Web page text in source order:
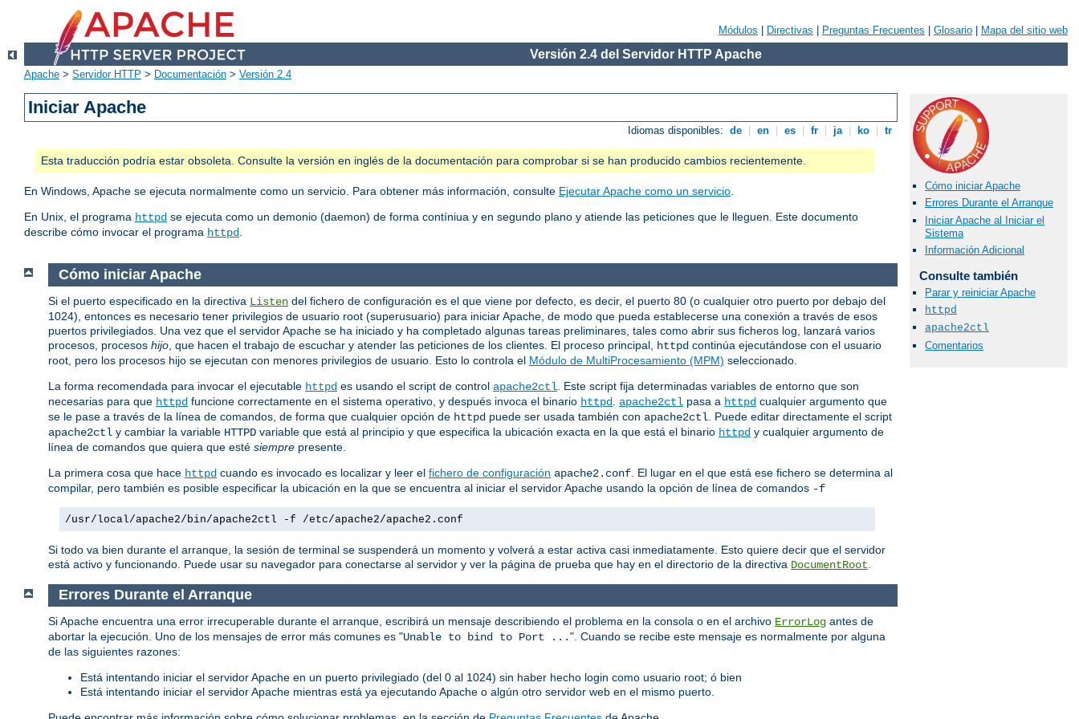
Módulos Directivas Preguntas Frecuentes Glosario Mapa del sitio web
Versión 2.4 del Servidor HTTP Apache
Apache > Servidor HTTP > Documentación > Versión 2.4
Iniciar Apache
Idiomas disponibles: de en es fr ja ko tr
Esta traducción podría estar obsoleta. Consulte la versión en inglés de la documentación para comprobar si se han producido cambios recientemente.
En Windows, Apache se ejecuta normalmente como un servicio. Para obtener más información, consulte Ejecutar Apache como un servicio.
En Unix, el programa httpd se ejecuta como un demonio (daemon) de forma contíniua y en segundo plano y atiende las peticiones que le lleguen. Este documento
describe cómo invocar el programa httpd.
Cómo iniciar Apache
Errores Durante el Arranque
Iniciar Apache al Iniciar el
Sistema
Información Adicional
Consulte también
Parar y reiniciar Apache
httpd
apache2ctl
Comentarios
Cómo iniciar Apache
Si el puerto especificado en la directiva Listen del fichero de configuración es el que viene por defecto, es decir, el puerto 80 (o cualquier otro puerto por debajo del
1024), entonces es necesario tener privilegios de usuario root (superusuario) para iniciar Apache, de modo que pueda establecerse una conexión a través de esos
puertos privilegiados. Una vez que el servidor Apache se ha iniciado y ha completado algunas tareas preliminares, tales como abrir sus ficheros log, lanzará varios
procesos, procesos hijo , que hacen el trabajo de escuchar y atender las peticiones de los clientes. El proceso principal, httpd continúa ejecutándose con el usuario
root, pero los procesos hijo se ejecutan con menores privilegios de usuario. Esto lo controla el Módulo de MultiProcesamiento (MPM) seleccionado.
La forma recomendada para invocar el ejecutable httpd es usando el script de control apache2ctl . Este script fija determinadas variables de entorno que son
necesarias para que httpd funcione correctamente en el sistema operativo, y después invoca el binario httpd apache2ctl pasa a httpd cualquier argumento que
se le pase a través de la línea de comandos, de forma que cualquier opción de httpd puede ser usada también con apache2ctl . Puede editar directamente el script
apache2ctl y cambiar la variable HTTPD variable que está al principio y que especifica la ubicación exacta en la que está el binario httpd y cualquier argumento de
línea de comandos que quiera que esté siempre presente.
La primera cosa que hace httpd cuando es invocado es localizar y leer el fichero de configuración apache2.conf . El lugar en el que está ese fichero se determina al
compilar, pero también es posible especificar la ubicación en la que se encuentra al iniciar el servidor Apache usando la opción de línea de comandos -f
/usr/local/apache2/bin/apache2ctl -f /etc/apache2/apache2.conf
Si todo va bien durante el arranque, la sesión de terminal se suspenderá un momento y volverá a estar activa casi inmediatamente. Esto quiere decir que el servidor
está activo y funcionando. Puede usar su navegador para conectarse al servidor y ver la página de prueba que hay en el directorio de la directiva DocumentRoot
Errores Durante el Arranque
Si Apache encuentra una error irrecuperable durante el arranque, escribirá un mensaje describiendo el problema en la consola o en el archivo ErrorLog antes de
abortar la ejecución. Uno de los mensajes de error más comunes es "Unable to bind to Port ...". Cuando se recibe este mensaje es normalmente por alguna
de las siguientes razones:
Está intentando iniciar el servidor Apache en un puerto privilegiado (del 0 al 1024) sin haber hecho login como usuario root; ó bien
Está intentando iniciar el servidor Apache mientras está ya ejecutando Apache o algún otro servidor web en el mismo puerto.